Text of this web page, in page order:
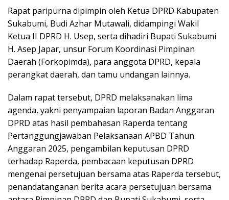
Rapat paripurna dipimpin oleh Ketua DPRD Kabupaten
Sukabumi, Budi Azhar Mutawali, didampingi Wakil
Ketua II DPRD H. Usep, serta dihadiri Bupati Sukabumi
H. Asep Japar, unsur Forum Koordinasi Pimpinan
Daerah (Forkopimda), para anggota DPRD, kepala
perangkat daerah, dan tamu undangan lainnya.
Dalam rapat tersebut, DPRD melaksanakan lima
agenda, yakni penyampaian laporan Badan Anggaran
DPRD atas hasil pembahasan Raperda tentang
Pertanggungjawaban Pelaksanaan APBD Tahun
Anggaran 2025, pengambilan keputusan DPRD
terhadap Raperda, pembacaan keputusan DPRD
mengenai persetujuan bersama atas Raperda tersebut,
penandatanganan berita acara persetujuan bersama